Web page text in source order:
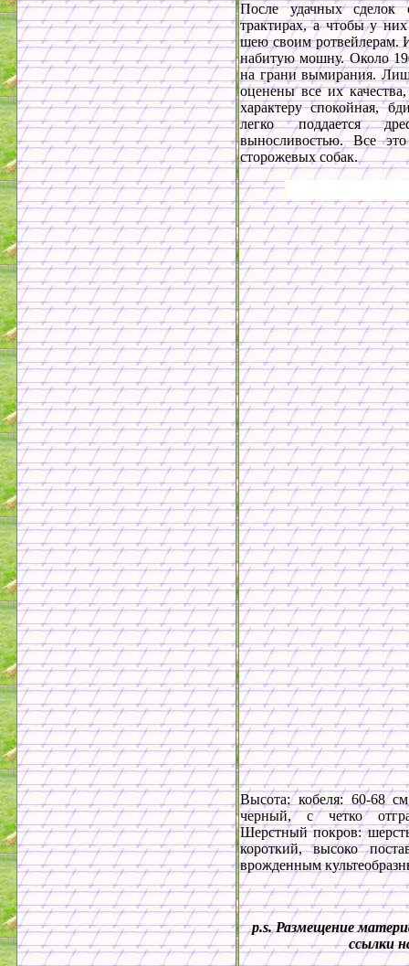
После удачных сделок
трактирах, а чтобы у
шею своим ротвейлерам.
набитую мошну. Около
на грани вымирания.
оценены все их
характеру спокойная,
легко поддается
выносливостью. Все
сторожевых собак.
Высота: кобеля: 60-68
черный, с четко
Шерстный покров:
короткий, высоко
врожденным
p.s.Размещение
ссылки